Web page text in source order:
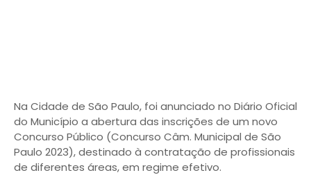
Na Cidade de São Paulo, foi anunciado no Diário Oficial
do Município a abertura das inscrições de um novo
Concurso Público (Concurso Câm. Municipal de São
Paulo 2023), destinado à contratação de profissionais
de diferentes áreas, em regime efetivo.